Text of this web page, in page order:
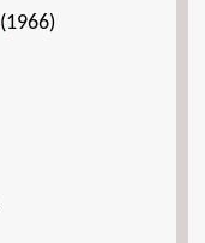
(1966)